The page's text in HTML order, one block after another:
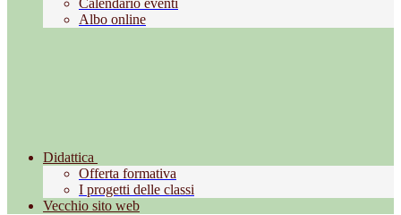
Calendario eventi
Albo online
Didattica
Offerta formativa
I progetti delle classi
Vecchio sito web